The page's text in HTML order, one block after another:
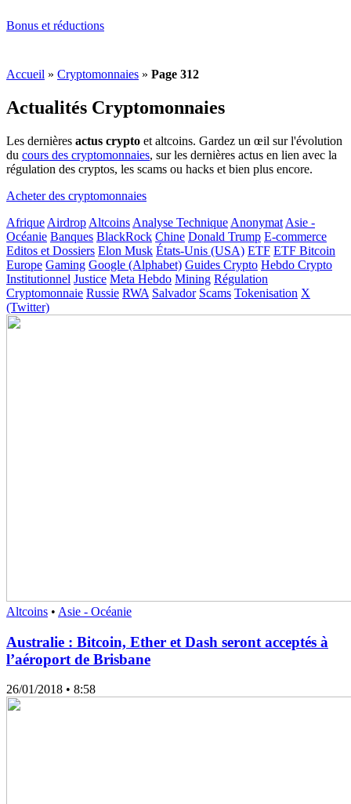
Bonus et réductions
Accueil » Cryptomonnaies » Page 312
Actualités Cryptomonnaies
Les dernières actus crypto et altcoins. Gardez un œil sur l'évolution
du cours des cryptomonnaies, sur les dernières actus en lien avec la
régulation des cryptos, les scams ou hacks et bien plus encore.
Acheter des cryptomonnaies
Afrique Airdrop Altcoins Analyse Technique Anonymat Asie -
Océanie Banques BlackRock Chine Donald Trump E-commerce
Editos et Dossiers Elon Musk États-Unis (USA) ETF ETF Bitcoin
Europe Gaming Google (Alphabet) Guides Crypto Hebdo Crypto
Institutionnel Justice Meta Hebdo Mining Régulation
Cryptomonnaie Russie RWA Salvador Scams Tokenisation X
(Twitter)
Altcoins • Asie - Océanie
Australie : Bitcoin, Ether et Dash seront acceptés à
l’aéroport de Brisbane
26/01/2018 • 8:58